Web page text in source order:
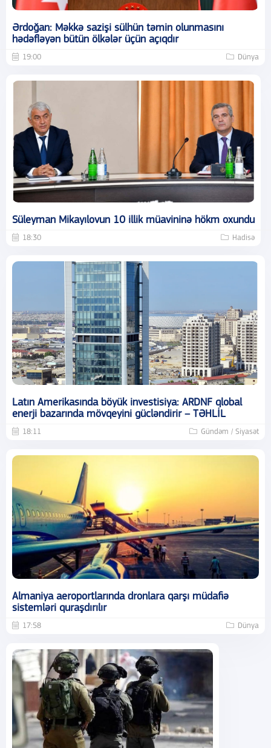
Ərdoğan: Məkkə sazişi sülhün təmin olunmasını
hədəfləyən bütün ölkələr üçün açıqdır
19:00 Dünya
Süleyman Mikayılovun 10 illik müavininə hökm oxundu
18:30 Hadisə
Latın Amerikasında böyük investisiya: ARDNF qlobal
enerji bazarında mövqeyini gücləndirir – TƏHLİL
18:11 Gündəm / Siyasət
Almaniya aeroportlarında dronlara qarşı müdafiə
sistemləri quraşdırılır
17:58 Dünya